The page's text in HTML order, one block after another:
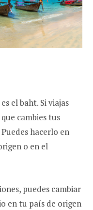
el baht. Si viajas
cambies tus
hacerlo en
o en el
puedes cambiar
en tu país de origen